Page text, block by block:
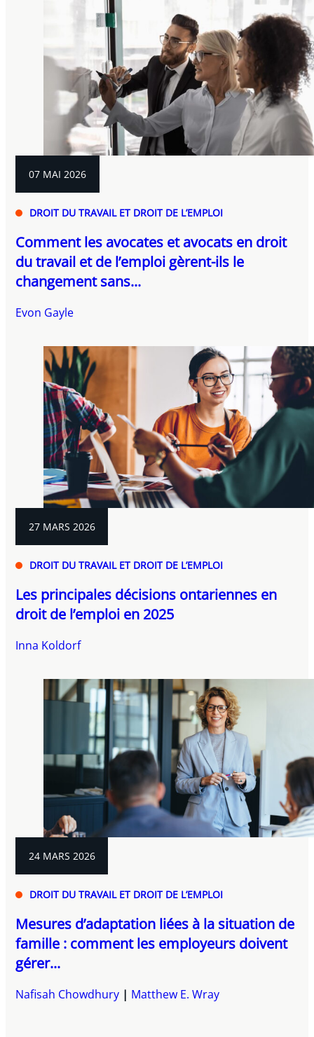
07 MAI 2026
DROIT DU TRAVAIL ET DROIT DE L’EMPLOI
Comment les avocates et avocats en droit
du travail et de l’emploi gèrent-ils le
changement sans...
Evon Gayle
27 MARS 2026
DROIT DU TRAVAIL ET DROIT DE L’EMPLOI
Les principales décisions ontariennes en
droit de l’emploi en 2025
Inna Koldorf
24 MARS 2026
DROIT DU TRAVAIL ET DROIT DE L’EMPLOI
Mesures d’adaptation liées à la situation de
famille : comment les employeurs doivent
gérer...
Nafisah Chowdhury Matthew E. Wray